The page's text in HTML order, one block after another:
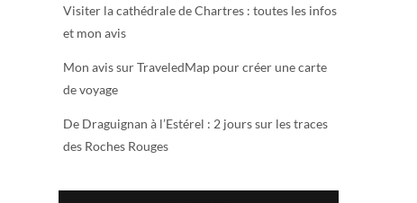
Visiter la cathédrale de Chartres : toutes les infos
et mon avis
Mon avis sur TraveledMap pour créer une carte
de voyage
De Draguignan à l’Estérel : 2 jours sur les traces
des Roches Rouges